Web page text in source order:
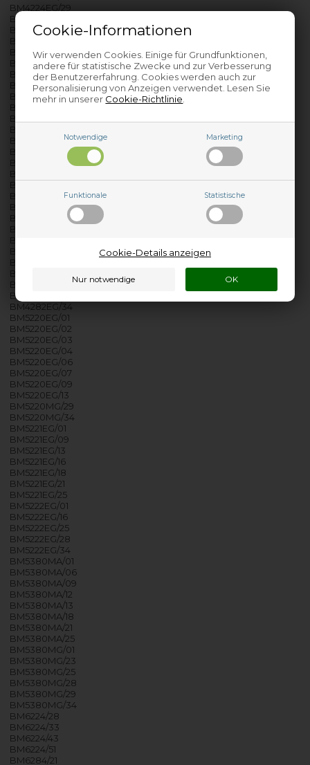
Cookie-Informationen
Wir verwenden Cookies. Einige für Grundfunktionen,
andere für statistische Zwecke und zur Verbesserung
der Benutzererfahrung. Cookies werden auch zur
Personalisierung von Anzeigen verwendet. Lesen Sie
mehr in unserer Cookie-Richtlinie
Notwendige Marketing
Funktionale Statistische
Cookie-Details anzeigen
BM4224EG/29
BM4224EG/31
BM4224EG/34
BM4280EG/01
BM4280EG/02
BM4280EG/03
BM4280EG/04
BM4280EG/06
BM4280EG/07
BM4280EG/09
BM4280EG/10
BM4281EG/01
BM4281EG/06
BM4281EG/09
BM4281EG/10
BM4281EG/12
BM4281EG/13
BM4281EG/16
BM4281EG/18
BM4281EG/21
BM4281EG/25
BM4282EG/01
BM4282EG/16
BM4282EG/23
BM4282EG/25
BM4282EG/28
BM4282EG/29
BM4282EG/34
BM5220EG/01
BM5220EG/02
BM5220EG/03
BM5220EG/04
BM5220EG/06
BM5220EG/07
BM5220EG/09
BM5220EG/13
BM5220MG/29
BM5220MG/34
BM5221EG/01
BM5221EG/09
BM5221EG/13
BM5221EG/16
BM5221EG/18
BM5221EG/21
BM5221EG/25
BM5222EG/01
BM5222EG/16
BM5222EG/25
BM5222EG/28
BM5222EG/34
BM5380MA/01
BM5380MA/06
BM5380MA/09
BM5380MA/12
BM5380MA/13
BM5380MA/18
BM5380MA/21
BM5380MA/25
BM5380MG/01
BM5380MG/23
BM5380MG/25
BM5380MG/28
BM5380MG/29
BM5380MG/34
BM6224/28
BM6224/33
BM6224/43
BM6224/51
BM6284/21